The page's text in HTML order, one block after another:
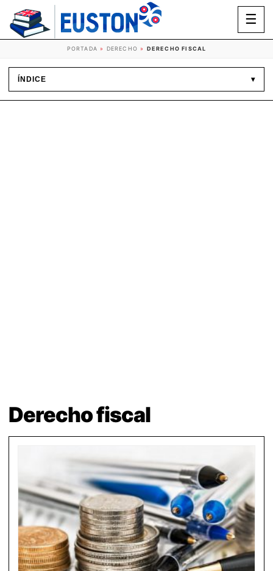
☰
PORTADA » DERECHO » DERECHO FISCAL
ÍNDICE ▾
Derecho fiscal